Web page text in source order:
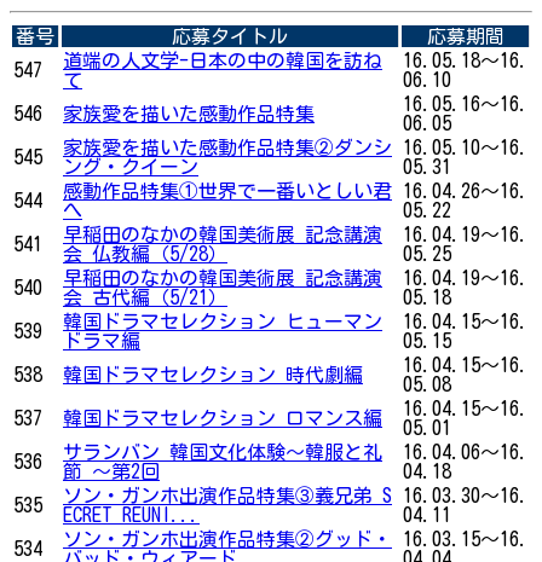
番号 応募タイトル
応募期間
547
道端の人文学-日本の中の韓国を訪ね
て
16.05.18～16.
06.10
546
家族愛を描いた感動作品特集
16.05.16～16.
06.05
545
家族愛を描いた感動作品特集②ダンシ
ング・クイーン
16.05.10～16.
05.31
544
感動作品特集①世界で一番いとしい君
へ
16.04.26～16.
05.22
541
早稲田のなかの韓国美術展 記念講演
会 仏教編（5/28）
16.04.19～16.
05.25
540
早稲田のなかの韓国美術展 記念講演
会 古代編（5/21）
16.04.19～16.
05.18
539
韓国ドラマセレクション ヒューマン
ドラマ編
16.04.15～16.
05.15
538
韓国ドラマセレクション 時代劇編
16.04.15～16.
05.08
537
韓国ドラマセレクション ロマンス編
16.04.15～16.
05.01
536
サランバン 韓国文化体験～韓服と礼
節 ～第2回
16.04.06～16.
04.18
535
ソン・ガンホ出演作品特集③義兄弟 S
ECRET REUNI...
16.03.30～16.
04.11
534
ソン・ガンホ出演作品特集②グッド・
16.03.15～16.